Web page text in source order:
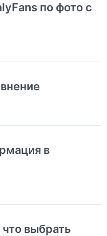
по фото с
в
выбрать